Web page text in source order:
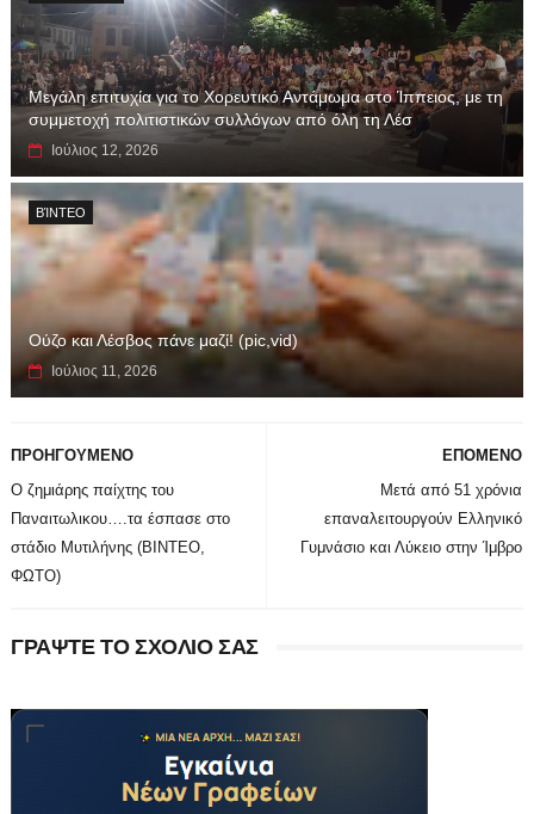
Μεγάλη επιτυχία για το Χορευτικό Αντάμωμα στο Ίππειος, με τη
συμμετοχή πολιτιστικών συλλόγων από όλη τη Λέσ
Ιούλιος 12, 2026
ΒΊΝΤΕΟ
Ούζο και Λέσβος πάνε μαζί! (pic,vid)
Ιούλιος 11, 2026
ΕΠΟΜΕΝΟ
Μετά από 51 χρόνια
επαναλειτουργούν Ελληνικό
Γυμνάσιο και Λύκειο στην Ίμβρο
ΠΡΟΗΓΟΥΜΕΝΟ
Ο ζημιάρης παίχτης του
Παναιτωλικου….τα έσπασε στο
στάδιο Μυτιλήνης (ΒΙΝΤΕΟ,
ΦΩΤΟ)
ΓΡΑΨΤΕ ΤΟ ΣΧΟΛΙΟ ΣΑΣ